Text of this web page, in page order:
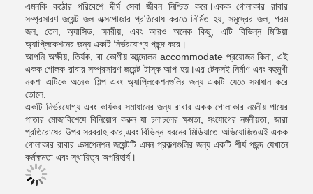
এমনকি কঠোর পরিবেশে দীর্ঘ সেবা জীবন নিশ্চিত করে।একক গোলাকার রাবার
সম্প্রসারণ জয়েন্ট জল এক্সপোজার প্রতিরোধ করতে নির্মিত হয়, সমুদ্রের জল, গরম
জল, তেল, অ্যাসিড, ক্ষারীয়, এবং আরও অনেক কিছু, এটি বিভিন্ন মিডিয়া
অ্যাপ্লিকেশনের জন্য একটি নির্ভরযোগ্য পছন্দ করে।
আপনি অক্ষীয়, তির্যক, বা কোণীয় আন্দোলন accommodate প্রয়োজন কিনা, এই
একক গোলক রাবার সম্প্রসারণ জয়েন্ট টাস্ক আপ হয়।এর টেকসই নির্মাণ এবং বহুমুখী
নকশা এটিকে অনেক শিল্প এবং অ্যাপ্লিকেশনগুলির জন্য একটি যেতে সমাধান করে
তোলে.
একটি নির্ভরযোগ্য এবং কার্যকর সমাধানের জন্য রাবার একক গোলাকার নমনীয় পায়ের
পাতার মোজাবিশেষে বিনিয়োগ করুন যা চলাচলের ক্ষমতা, সংযোগের নমনীয়তা, জারা
প্রতিরোধের উপর সরবরাহ করে,এবং বিভিন্ন ধরনের মিডিয়াতে অভিযোজিতএই একক
গোলাকার রাবার এক্সপেনশন জয়েন্টটি এমন প্রকল্পগুলির জন্য একটি শীর্ষ পছন্দ যেখানে
কর্মক্ষমতা এবং স্থায়িত্ব অপরিহার্য।